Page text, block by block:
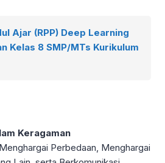
Ajar (RPP) Deep Learning
Kelas 8 SMP/MTs Kurikulum
Keragaman
Perbedaan, Menghargai